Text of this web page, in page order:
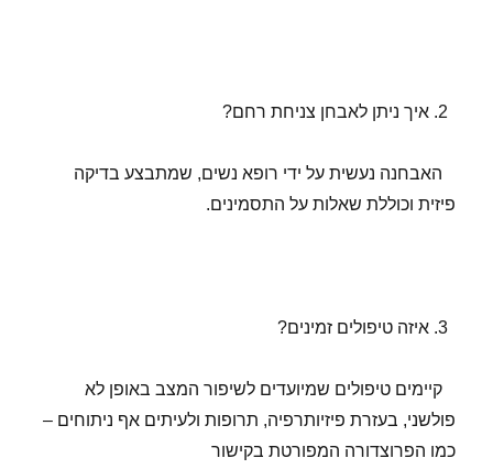
איך ניתן לאבחן צניחת רחם?
האבחנה נעשית על ידי רופא נשים, שמתבצע בדיקה
פיזית וכוללת שאלות על התסמינים.
איזה טיפולים זמינים?
קיימים טיפולים שמיועדים לשיפור המצב באופן לא
פולשני, בעזרת פיזיותרפיה, תרופות ולעיתים אף ניתוחים –
כמו הפרוצדורה המפורטת בקישור